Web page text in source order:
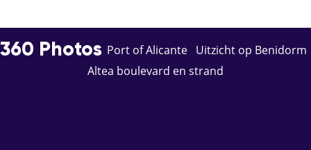
360 Photos Port of Alicante
Uitzicht op Benidorm
Altea boulevard en strand